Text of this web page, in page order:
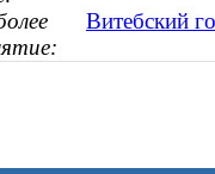
Витебский